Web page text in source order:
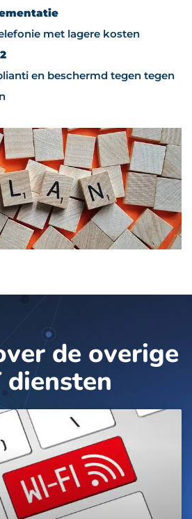
met lagere kosten
en beschermd tegen tegen
de overige
diensten